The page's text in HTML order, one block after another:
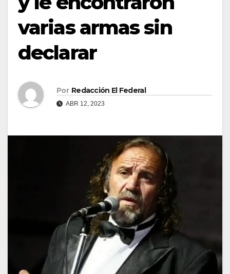
varias armas sin
declarar
Por Redacción El Federal
ABR 12, 2023